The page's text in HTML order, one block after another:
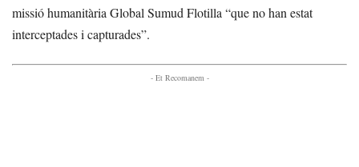
missió humanitària Global Sumud Flotilla “que no han estat
interceptades i capturades”.
- Et Recomanem -